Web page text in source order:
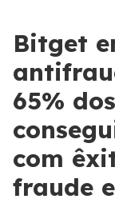
Bitget
65%
com
fraude